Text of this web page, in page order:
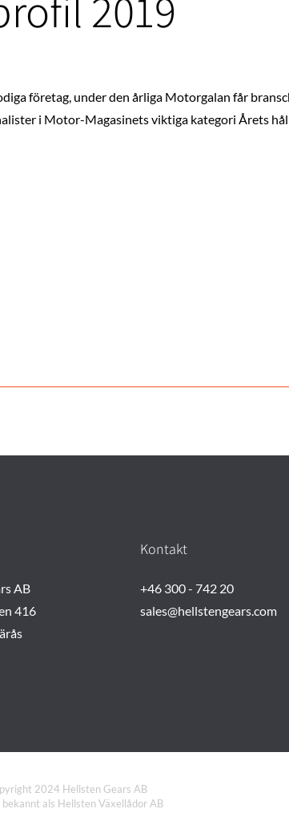
företag, under den årliga Motorgalan får
i Motor-Magasinets viktiga kategori Årets
AB
416
Kontakt
+46 300 - 742 20
sales@hellstengears.com
2024 Hellsten Gears AB
bekannt als Hellsten Växellådor AB